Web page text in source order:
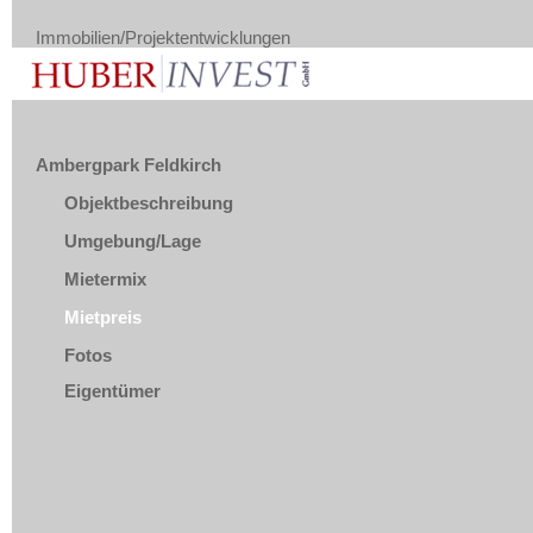
Immobilien/Projektentwicklungen
Ambergpark Feldkirch
Objektbeschreibung
Umgebung/Lage
Mietermix
Mietpreis
Fotos
Eigentümer